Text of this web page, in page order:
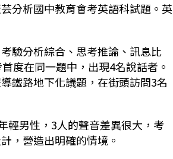
分析國中教育會考英語科試題。英
驗分析綜合、思考推論、訊息比
度在同一題中，出現4名說話者。
鐵路地下化議題，在街頭訪問3名
輕男性，3人的聲音差異很大，考
，營造出明確的情境。